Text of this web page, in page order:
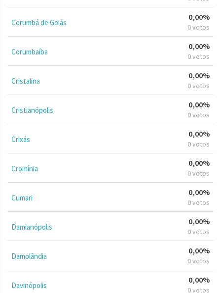
Corumbá de Goiás
0,00%
0 votos
Corumbaíba
0,00%
0 votos
Cristalina
0,00%
0 votos
Cristianópolis
0,00%
0 votos
Crixás
0,00%
0 votos
Cromínia
0,00%
0 votos
Cumari
0,00%
0 votos
Damianópolis
0,00%
0 votos
Damolândia
0,00%
0 votos
Davinópolis
0,00%
0 votos